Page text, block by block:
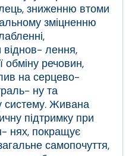
зниженню втоми
зміцненню
лення,
обміну речовин,
на серцево-
ну та
систему. Живана
підтримку при
нях, покращує
самопочуття,